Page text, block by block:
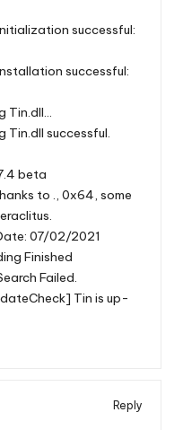
successful:
successful:
Tin.dll…
successful.
beta
to ., 0x64, some
07/02/2021
Finished
Failed.
Tin is up-
Reply